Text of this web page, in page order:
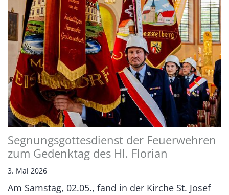
Segnungsgottesdienst der Feuerwehren
zum Gedenktag des Hl. Florian
3. Mai 2026
Am Samstag, 02.05., fand in der Kirche St. Josef